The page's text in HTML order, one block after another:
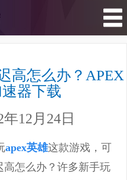
高怎么办？APEX
器下载
12月24日
apex英雄这款游戏，可
高怎么办？许多新手玩